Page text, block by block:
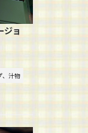
ョ
、汁物